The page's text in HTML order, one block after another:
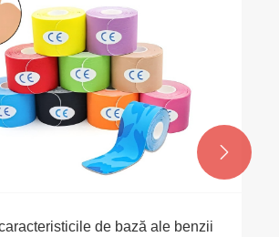
de bază ale benzii
